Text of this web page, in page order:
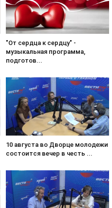
"От сердца к сердцу" -
музыкальная программа,
подготов...
10 августа во Дворце молодежи
состоится вечер в честь ...